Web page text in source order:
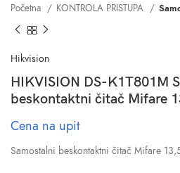
Početna KONTROLA PRISTUPA
Hikvision
HIKVISION DS-K1T801M
beskontaktni čitač Mifare
Cena na upit
Samostalni beskontaktni čitač Mifare